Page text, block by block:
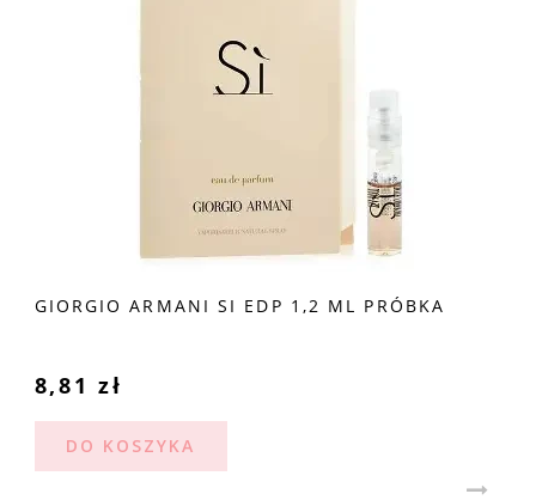
GIORGIO ARMANI SI EDP 1,2 ML PRÓBKA
8,81 zł
DO KOSZYKA